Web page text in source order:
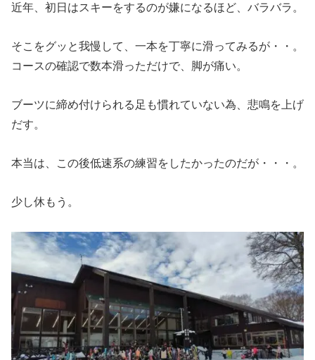
近年、初日はスキーをするのが嫌になるほど、バラバラ。
そこをグッと我慢して、一本を丁寧に滑ってみるが・・。
コースの確認で数本滑っただけで、脚が痛い。
ブーツに締め付けられる足も慣れていない為、悲鳴を上げ
だす。
本当は、この後低速系の練習をしたかったのだが・・・。
少し休もう。